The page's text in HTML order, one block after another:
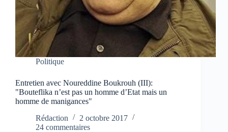
Politique
Entretien avec Noureddine Boukrouh (III):
"Bouteflika n’est pas un homme d’Etat mais un
homme de manigances"
Rédaction
2 octobre 2017
24 commentaires